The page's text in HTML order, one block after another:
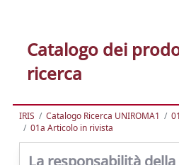
Catalogo dei
ricerca
IRIS Catalogo Ricerca UNIROMA1
01a Articolo in rivista
La responsabilità